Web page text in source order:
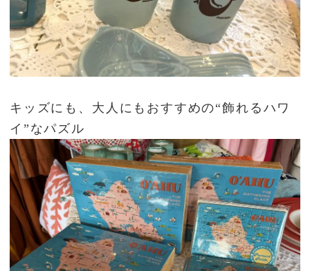
キッズにも、大人にもおすすめの“飾れるハワ
イ”なパズル